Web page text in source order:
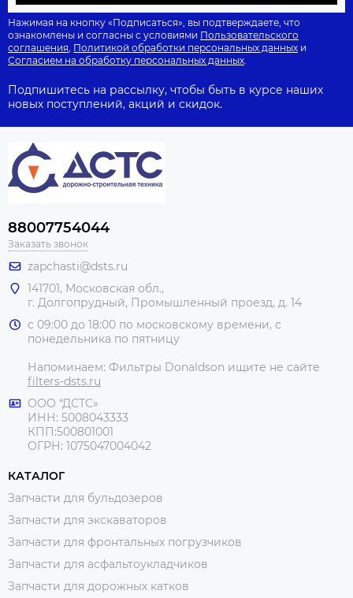
Нажимая на кнопку «Подписаться», вы подтверждаете, что
ознакомлены и согласны с условиями Пользовательского
соглашения, Политикой обработки персональных данных и
Согласием на обработку персональных данных.
Подпишитесь на рассылку, чтобы быть в курсе наших
новых поступлений, акций и скидок.
88007754044
Заказать звонок
zapchasti@dsts.ru
141701, Московская обл.,
г. Долгопрудный, Промышленный проезд, д. 14
с 09:00 до 18:00 по московскому времени, с
понедельника по пятницу
Напоминаем: Фильтры Donaldson ищите не сайте
filters-dsts.ru
ООО “ДСТС»
ИНН: 5008043333
КПП:500801001
ОГРН: 1075047004042
КАТАЛОГ
Запчасти для бульдозеров
Запчасти для экскаваторов
Запчасти для фронтальных погрузчиков
Запчасти для асфальтоукладчиков
Запчасти для дорожных катков